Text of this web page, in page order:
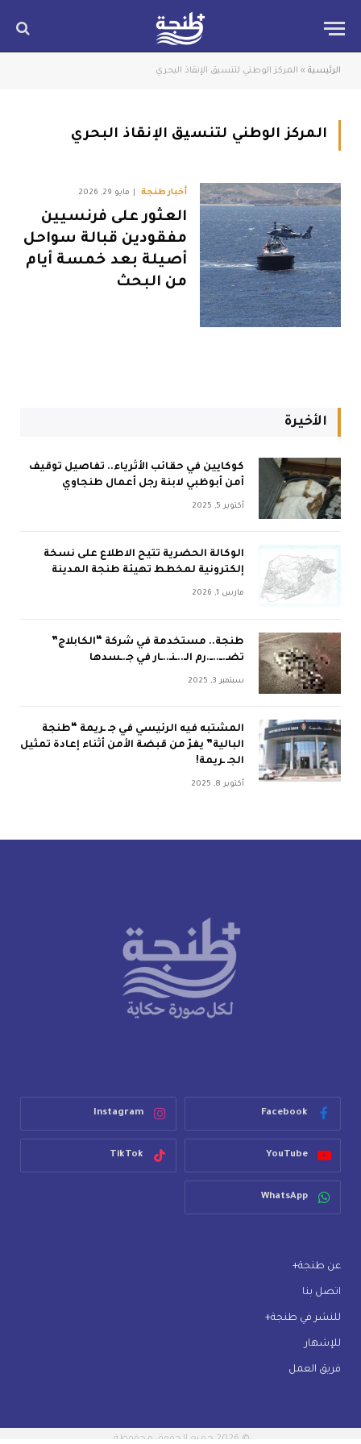
الرئيسية » المركز الوطني لتنسيق الإنقاذ البحري
المركز الوطني لتنسيق الإنقاذ البحري
أخبار طنجة مايو 29, 2026
العثور على فرنسيين
مفقودين قبالة سواحل
أصيلة بعد خمسة أيام
من البحث
الأخيرة
كوكايين في حقائب الأثرياء.. تفاصيل توقيف
أمن أبوظبي لابنة رجل أعمال طنجاوي
أكتوبر 5, 2025
الوكالة الحضرية تتيح الاطلاع على نسخة
إلكترونية لمخطط تهيئة طنجة المدينة
مارس 1, 2026
طنجة.. مستخدمة في شركة “الكابلاج”
تضـ.ــ..ــ.رم الـ..ـنـ..ـار في جـ.ـسدها
سبتمبر 3, 2025
المشتبه فيه الرئيسي في جـ ـريمة “طنجة
البالية” يفرّ من قبضة الأمن أثناء إعادة تمثيل
الجـ ـريمة!
أكتوبر 8, 2025
Facebook
Instagram
YouTube
TikTok
WhatsApp
عن طنجة+
اتصل بنا
للنشر في طنجة+
للإشهار
فريق العمل
© 2026 جميع الحقوق محفوظة.